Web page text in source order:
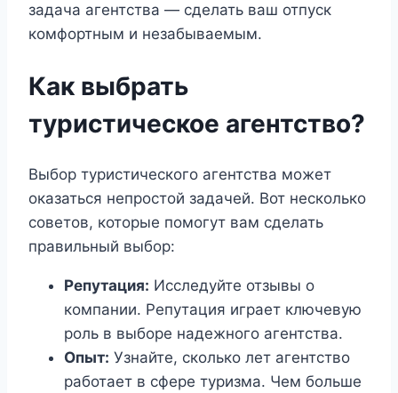
задача агентства — сделать ваш отпуск
комфортным и незабываемым.
Как выбрать
туристическое агентство?
Выбор туристического агентства может
оказаться непростой задачей. Вот несколько
советов, которые помогут вам сделать
правильный выбор:
Репутация: Исследуйте отзывы о
компании. Репутация играет ключевую
роль в выборе надежного агентства.
Опыт: Узнайте, сколько лет агентство
работает в сфере туризма. Чем больше